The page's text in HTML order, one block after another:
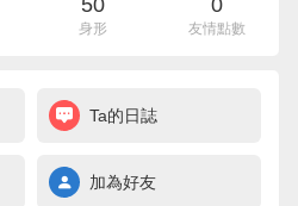
50
身形
0
友情點數
Ta的日誌
加為好友